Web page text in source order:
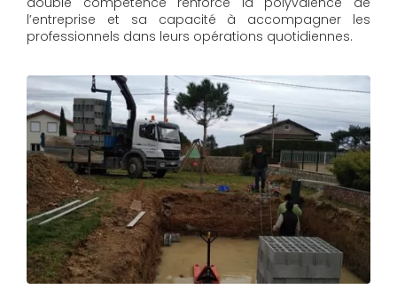
l’entreprise et sa capacité à accompagner les
professionnels dans leurs opérations quotidiennes.